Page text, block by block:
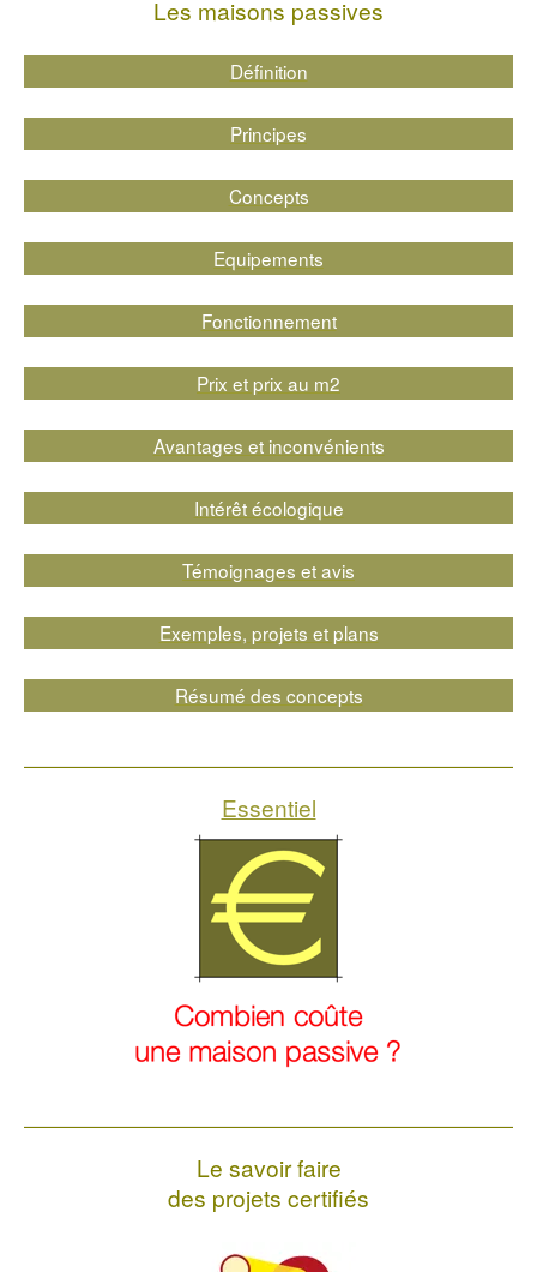
Les maisons passives
Définition
Principes
Concepts
Equipements
Fonctionnement
Prix et prix au m2
Avantages et inconvénients
Intérêt écologique
Témoignages et avis
Exemples, projets et plans
Résumé des concepts
Essentiel
Le savoir faire
des projets certifiés